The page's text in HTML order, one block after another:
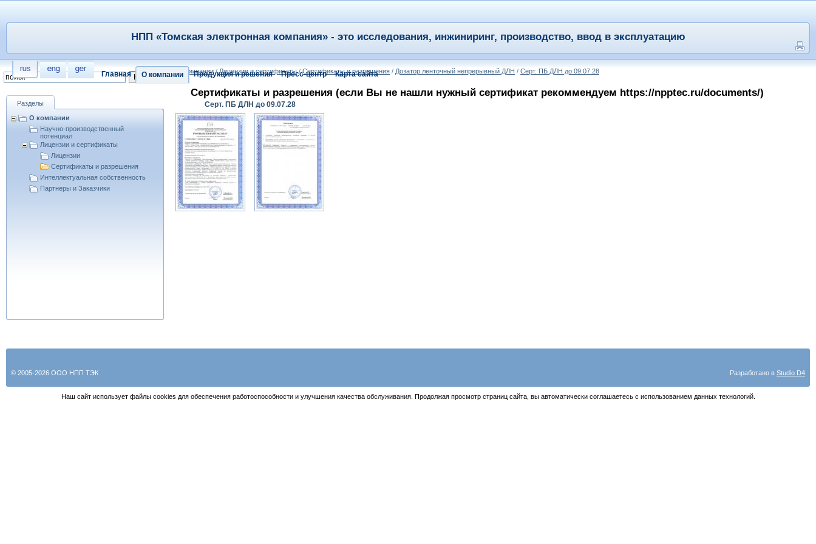
Главная О компании Продукция и решения Пресс-центр Карта сайта
НПП «Томская электронная компания» - это исследования, инжиниринг, производство, ввод в эксплуатацию
Разделы
О компании
Научно-производственный
потенциал
Лицензии и сертификаты
Лицензии
Сертификаты и разрешения
Интеллектуальная собственность
Партнеры и Заказчики
О компании/Лицензии и сертификаты/Сертификаты и разрешения / Дозатор ленточный непрерывный ДЛН / Серт. ПБ ДЛН до 09.07.28
Сертификаты и разрешения (если Вы не нашли нужный сертификат рекоммендуем https://npptec.ru/documents/)
Серт. ПБ ДЛН до 09.07.28
© 2005-2026 ООО НПП ТЭК Разработано в Studio D4
Наш сайт использует файлы cookies для обеспечения работоспособности и улучшения качества обслуживания. Продолжая просмотр страниц сайта, вы автоматически соглашаетесь с использованием данных технологий.